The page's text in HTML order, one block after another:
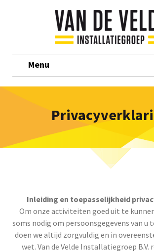
Menu
Inleiding en toepasselijkheid
Om onze activiteiten goed uit te
soms nodig om persoonsgegevens van u
doen we altijd zorgvuldig en in
wet. Van de Velde Installatiegroep B.V.